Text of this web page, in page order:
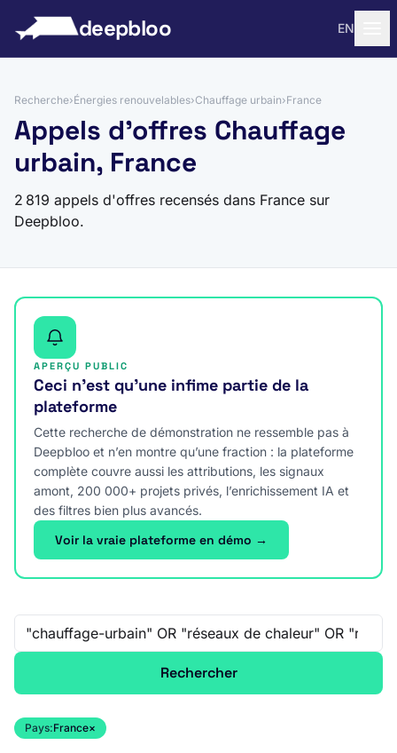
deepbloo EN
Recherche›Énergies renouvelables›Chauffage urbain›France
Appels d'offres Chauffage
urbain, France
2 819 appels d'offres recensés dans France sur
Deepbloo.
APERÇU PUBLIC
Ceci n’est qu’une infime partie de la
plateforme
Cette recherche de démonstration ne ressemble pas à
Deepbloo et n’en montre qu’une fraction : la plateforme
complète couvre aussi les attributions, les signaux
amont, 200 000+ projets privés, l’enrichissement IA et
des filtres bien plus avancés.
Voir la vraie plateforme en démo →
Recherche libre
Rechercher
Pays:France×